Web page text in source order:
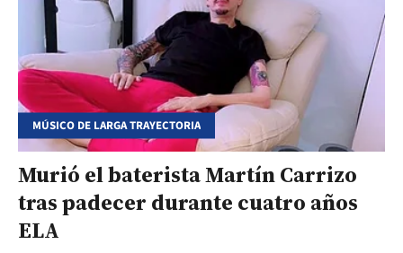
MÚSICO DE LARGA TRAYECTORIA
Murió el baterista Martín Carrizo
tras padecer durante cuatro años
ELA